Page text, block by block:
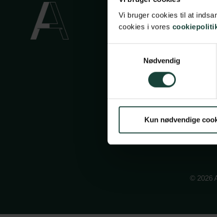
Vi bruger cookies til at
cookies i vores
Nødvendig
Kun nødvendige
© 2026